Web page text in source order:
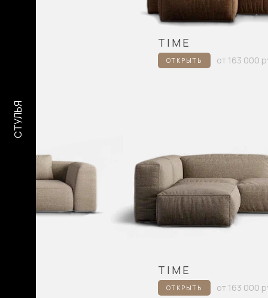
СТУЛЬЯ
TIME
от 163 000
ОТКРЫТЬ
TIME
от 163 000
ОТКРЫТЬ